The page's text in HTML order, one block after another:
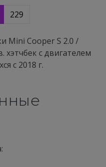
229
Mini Cooper S 2.0 /
хэтчбек с двигателем
c 2018 г.